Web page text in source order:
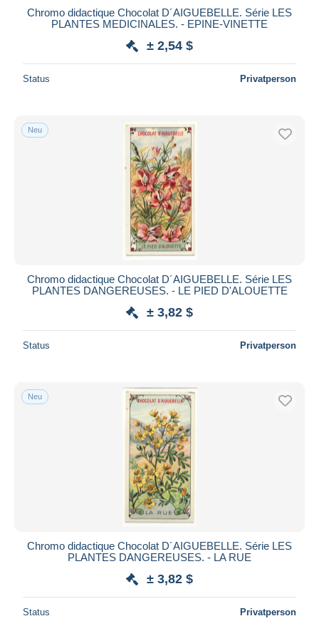
Chromo didactique Chocolat D´AIGUEBELLE. Série LES
PLANTES MEDICINALES. - EPINE-VINETTE
± 2,54 $
Status Privatperson
Neu
Chromo didactique Chocolat D´AIGUEBELLE. Série LES
PLANTES DANGEREUSES. - LE PIED D'ALOUETTE
± 3,82 $
Status Privatperson
Neu
Chromo didactique Chocolat D´AIGUEBELLE. Série LES
PLANTES DANGEREUSES. - LA RUE
± 3,82 $
Status Privatperson